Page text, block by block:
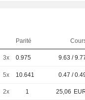
Parité
3x 0.975 9.63 /
5x 10.641 0.47 /
2x 1 25,06